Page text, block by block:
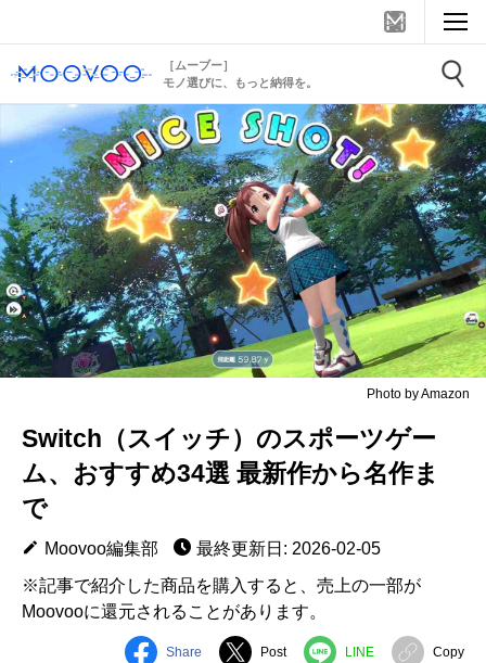
［ムーブー］
モノ選びに、もっと納得を。
Photo by Amazon
Switch（スイッチ）のスポーツゲー
ム、おすすめ34選 最新作から名作ま
で
Moovoo編集部
最終更新日: 2026-02-05
※記事で紹介した商品を購入すると、売上の一部が
Moovooに還元されることがあります。
Share Post LINE Copy